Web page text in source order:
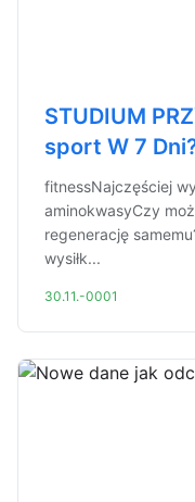
STUDIUM
sport W 7
fitnessNajczęściej
aminokwasyCzy
regenerację
wysiłk...
30.11.-0001